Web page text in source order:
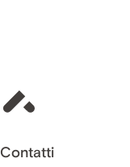
Contatti